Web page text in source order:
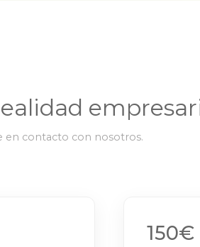
en contacto con nosotros.
150€